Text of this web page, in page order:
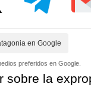
en Google
preferidos en Google.
sobre la